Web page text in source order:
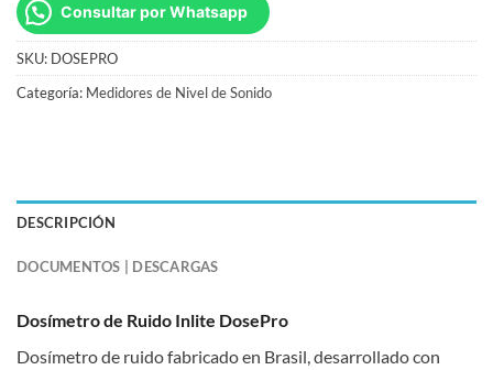
Consultar por Whatsapp
SKU: DOSEPRO
Categoría: Medidores de Nivel de Sonido
DESCRIPCIÓN
DOCUMENTOS | DESCARGAS
Dosímetro de Ruido Inlite DosePro
Dosímetro de ruido fabricado en Brasil, desarrollado con